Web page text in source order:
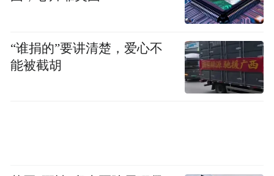
“谁捐的”要讲清楚，爱心不
能被截胡